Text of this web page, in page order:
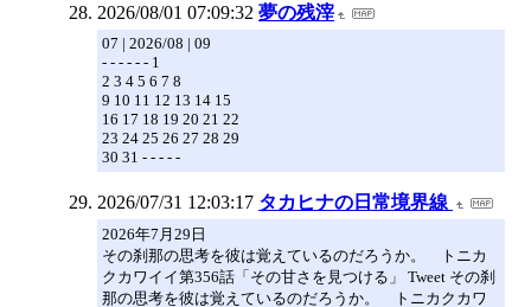
2026/08/01 07:09:32 夢の残滓
07 | 2026/08 | 09
- - - - - - 1
2 3 4 5 6 7 8
9 10 11 12 13 14 15
16 17 18 19 20 21 22
23 24 25 26 27 28 29
30 31 - - - - -
2026/07/31 12:03:17 タカヒナの日常境界線
2026年7月29日
その刹那の思考を彼は覚えているのだろうか。 トニカ
クカワイイ第356話「その甘さを見つける」 Tweet その刹
那の思考を彼は覚えているのだろうか。 トニカクカワ